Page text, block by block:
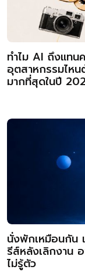
ทำไม AI ถึงแทน
อุตสาหกรรมไห
มากที่สุดในปี
นั่งพักเหมือนกัน
รีส์หลังเลิกงาน
ไม่รู้ตัว